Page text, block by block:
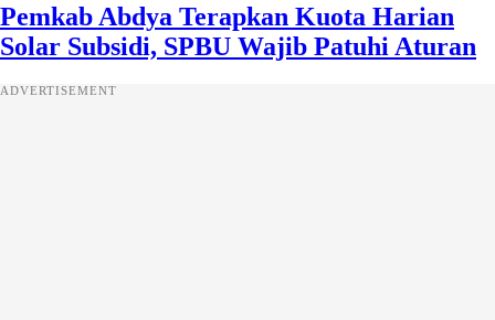
Pemkab Abdya Terapkan Kuota Harian
Solar Subsidi, SPBU Wajib Patuhi Aturan
ADVERTISEMENT